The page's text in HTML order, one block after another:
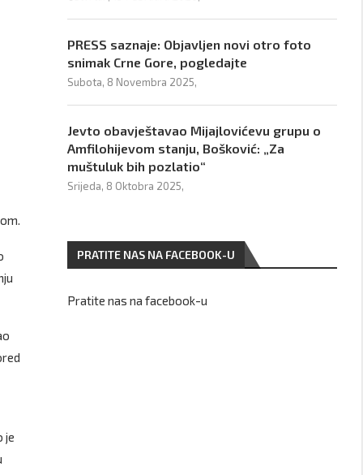
je
PRESS saznaje: Objavljen novi otro foto
snimak Crne Gore, pogledajte
Subota, 8 Novembra 2025,
Jevto obavještavao Mijajlovićevu grupu o
Amfilohijevom stanju, Bošković: „Za
muštuluk bih pozlatio“
Srijeda, 8 Oktobra 2025,
PRATITE NAS NA FACEBOOK-U
Pratite nas na facebook-u